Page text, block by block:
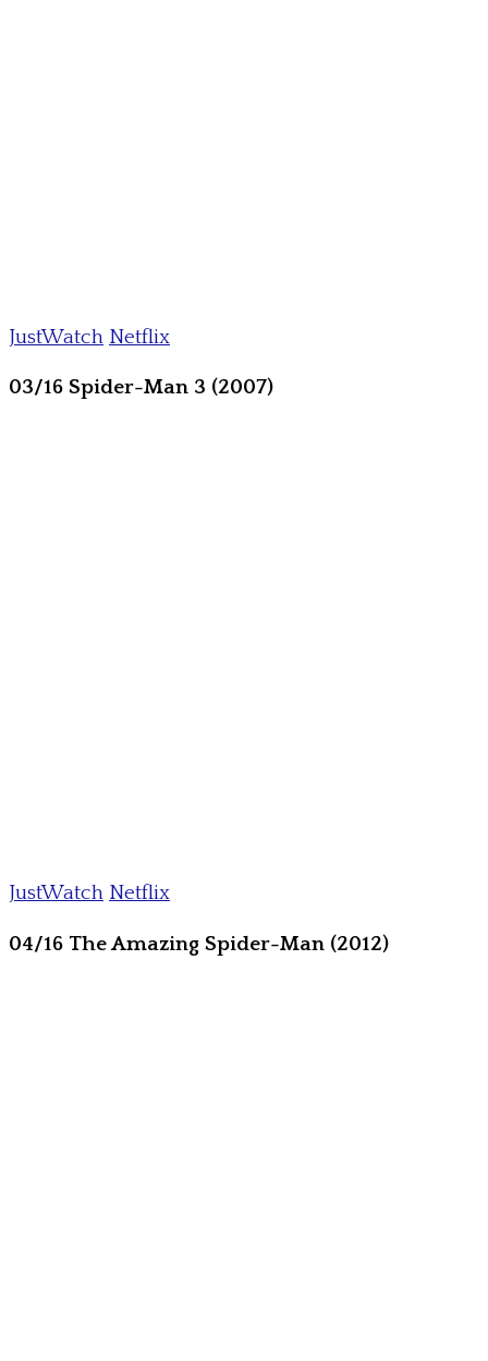
JustWatch Netflix
03/16 Spider-Man 3 (2007)
JustWatch Netflix
04/16 The Amazing Spider-Man (2012)